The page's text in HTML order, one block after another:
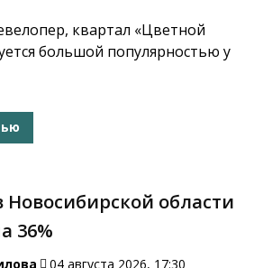
квартал «Цветной
большой популярностью у
области
36%
04 августа 2026, 17:30